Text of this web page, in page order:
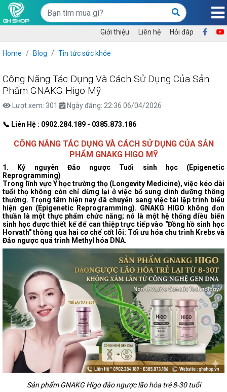
Giới thiệu Liên hệ Hỏi đáp
Home Blog Tin tức sức khỏe
Công Năng Tác Dụng Và Cách Sử Dụng Của Sản
Phẩm GNAKG Higo Mỹ
Lượt xem: 301 Ngày đăng: 22:36 06/04/2026
📞 Liên Hệ : 0902.284.189 - 0385.873.186
CÔNG NĂNG TÁC DỤNG VÀ CÁCH SỬ DỤNG CỦA SẢN
PHẨM GNAKG HIGO MỸ
1. Kỷ nguyên Đảo ngược Tuổi sinh học (Epigenetic
Reprogramming)
Trong lĩnh vực Y học trường thọ (Longevity Medicine), việc kéo dài
tuổi thọ không còn chỉ dừng lại ở việc bổ sung dinh dưỡng thông
thường. Trọng tâm hiện nay đã chuyển sang việc tái lập trình biểu
hiện gen (Epigenetic Reprogramming). GNAKG HIGO không đơn
thuần là một thực phẩm chức năng; nó là một hệ thống điều biến
sinh học được thiết kế để can thiệp trực tiếp vào "Đồng hồ sinh học
Horvath" thông qua hai cơ chế cốt lõi: Tối ưu hóa chu trình Krebs và
Đảo ngược quá trình Methyl hóa DNA.
Sản phẩm GNAKG Higo đảo ngược lão hóa trẻ 8-30 tuổi